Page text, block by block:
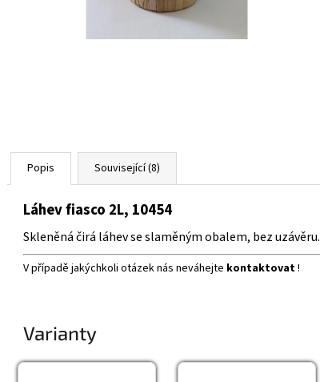
Popis Související (8)
Láhev fiasco 2L, 10454
Skleněná čirá láhev se slaměným obalem, bez uzávěru.
V případě jakýchkoli otázek nás neváhejte kontaktovat!
Varianty